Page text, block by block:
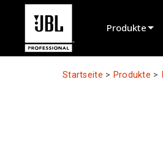
Produkte
Startseite > Produkte >